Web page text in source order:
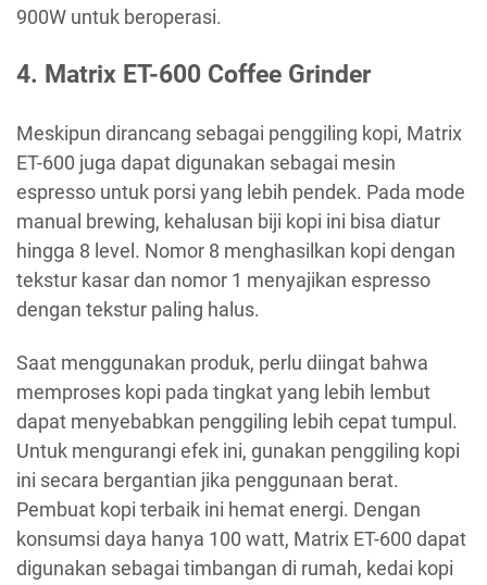
900W untuk beroperasi.
4. Matrix ET-600 Coffee Grinder
Meskipun dirancang sebagai penggiling kopi, Matrix
ET-600 juga dapat digunakan sebagai mesin
espresso untuk porsi yang lebih pendek. Pada mode
manual brewing, kehalusan biji kopi ini bisa diatur
hingga 8 level. Nomor 8 menghasilkan kopi dengan
tekstur kasar dan nomor 1 menyajikan espresso
dengan tekstur paling halus.
Saat menggunakan produk, perlu diingat bahwa
memproses kopi pada tingkat yang lebih lembut
dapat menyebabkan penggiling lebih cepat tumpul.
Untuk mengurangi efek ini, gunakan penggiling kopi
ini secara bergantian jika penggunaan berat.
Pembuat kopi terbaik ini hemat energi. Dengan
konsumsi daya hanya 100 watt, Matrix ET-600 dapat
digunakan sebagai timbangan di rumah, kedai kopi